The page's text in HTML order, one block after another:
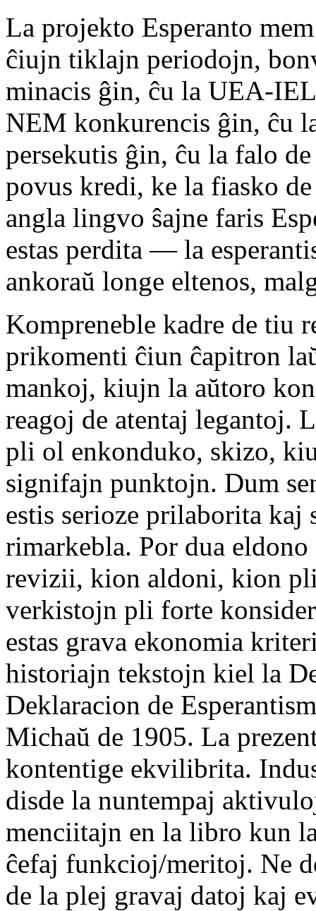
La projekto Esperanto
ĉiujn tiklajn periodojn,
minacis ĝin, ĉu la UEA-
NEM konkurencis ĝin, ĉu
persekutis ĝin, ĉu la falo
povus kredi, ke la fiasko
angla lingvo ŝajne faris
estas perdita — la
ankoraŭ longe eltenos,
Kompreneble kadre de tiu
prikomenti ĉiun ĉapitron
mankoj, kiujn la aŭtoro
reagoj de atentaj legantoj.
pli ol enkonduko, skizo,
signifajn punktojn. Dum
estis serioze prilaborita kaj
rimarkebla. Por dua
revizii, kion aldoni, kion
verkistojn pli forte
estas grava ekonomia
historiajn tekstojn kiel la
Deklaracion de
Michaŭ de 1905. La
kontentige ekvilibrita.
disde la nuntempaj
menciitajn en la libro kun
ĉefaj funkcioj/meritoj. Ne
de la plej gravaj datoj kaj